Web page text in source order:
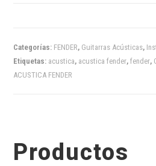
Categorías: FENDER, Guitarras Acústicas,
Etiquetas: acustica, acustica fender,fender,
ACUSTICA FENDER
Productos